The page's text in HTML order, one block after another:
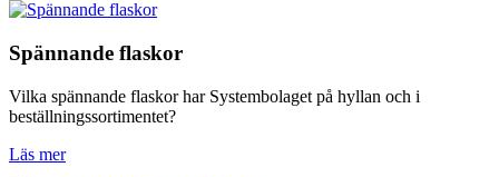
Spännande flaskor
Vilka spännande flaskor har Systembolaget på hyllan och i
beställningssortimentet?
Läs mer